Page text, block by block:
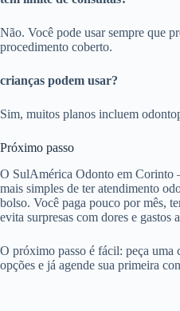
Não. Você pode usar sempre que
procedimento coberto.
crianças podem usar?
Sim, muitos planos incluem
Próximo passo
O SulAmérica Odonto em Corinto
mais simples de ter atendimento
bolso. Você paga pouco por mês,
evita surpresas com dores e gastos
O próximo passo é fácil: peça uma
opções e já agende sua primeira